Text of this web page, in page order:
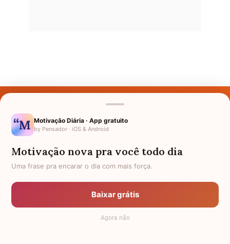
Nomes pelo Mundo
Política de Privacidade
Anuncie
Termos de Uso
Motivação Diária · App gratuito
by Pensador · iOS & Android
Motivação nova pra você todo dia
Uma frase pra encarar o dia com mais força.
Baixar grátis
Agora não